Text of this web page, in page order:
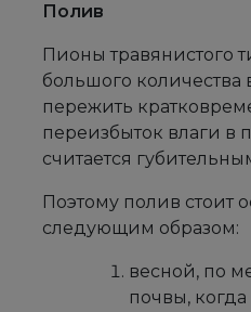
Полив
Пионы травянистого
большого
пережить
переизбыток влаги в
считается
Поэтому полив стоит
следующим образом:
весной, по
почвы, когда